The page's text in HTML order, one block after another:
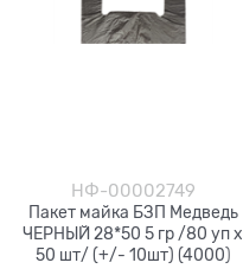
НФ-00002749
Пакет майка БЗП Медведь
ЧЕРНЫЙ 28*50 5 гр /80 уп х
50 шт/ (+/- 10шт) (4000)